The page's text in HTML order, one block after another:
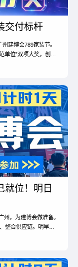
交付标杆
建博会789家装节。
单位”双项大奖，创始
就位！明日
，为建博会做准备。
整合供应链。明早官